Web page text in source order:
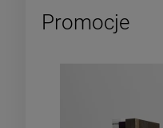
Promocje